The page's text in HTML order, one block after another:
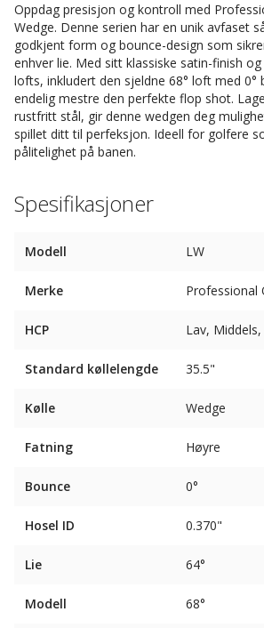
Oppdag presisjon og kontroll med
Wedge. Denne serien har en unik avfaset
godkjent form og bounce-design som
enhver lie. Med sitt klassiske satin-finish
lofts, inkludert den sjeldne 68° loft med 0°
endelig mestre den perfekte flop shot.
rustfritt stål, gir denne wedgen deg
spillet ditt til perfeksjon. Ideell for golfere
pålitelighet på banen.
Spesifikasjoner
Modell LW
Merke Professional
HCP Lav,
Standard køllelengde 35.5"
Kølle Wedge
Fatning Høyre
Bounce 0°
Hosel ID 0.370"
Lie 64°
Modell 68°